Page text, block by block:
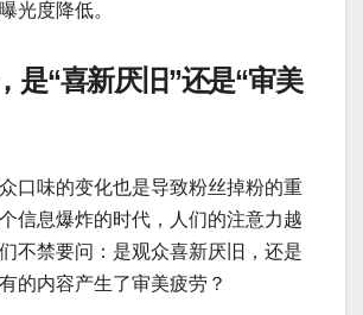
光度降低。
是“喜新厌旧”还是“审美
口味的变化也是导致粉丝掉粉的重
信息爆炸的时代，人们的注意力越
不禁要问：是观众喜新厌旧，还是
的内容产生了审美疲劳？